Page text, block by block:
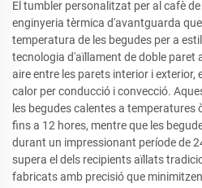
El tumbler personalitzat per al cafè
enginyeria tèrmica d'avantguarda
temperatura de les begudes per a
tecnologia d'aïllament de doble paret
aire entre les parets interior i
calor per conducció i convecció.
les begudes calentes a temperatures
fins a 12 hores, mentre que les
durant un impressionant període de
supera el dels recipients aïllats
fabricats amb precisió que